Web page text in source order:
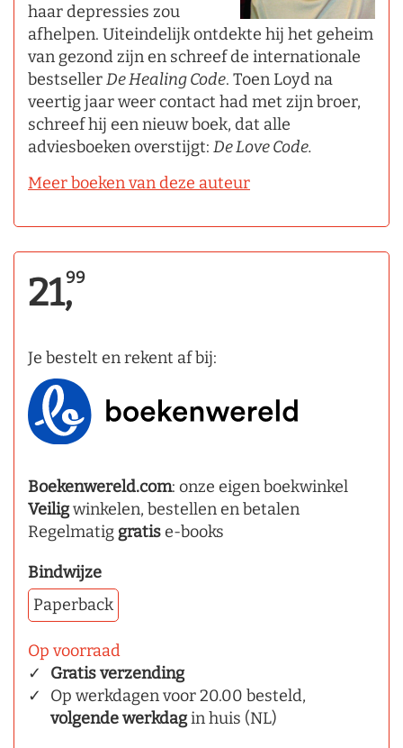
haar depressies zou
afhelpen. Uiteindelijk ontdekte hij het geheim
van gezond zijn en schreef de internationale
bestsellerDe Healing Code. Toen Loyd na
veertig jaar weer contact had met zijn broer,
schreef hij een nieuw boek, dat alle
adviesboeken overstijgt: De Love Code.
Meer boeken van deze auteur
21,99
Je bestelt en rekent af bij:
Boekenwereld.com: onze eigen boekwinkel
Veiligwinkelen, bestellen en betalen
Regelmatig gratise-books
Bindwijze
Paperback
Op voorraad
Gratis verzending
Op werkdagen voor 20.00 besteld,
volgende werkdagin huis (NL)